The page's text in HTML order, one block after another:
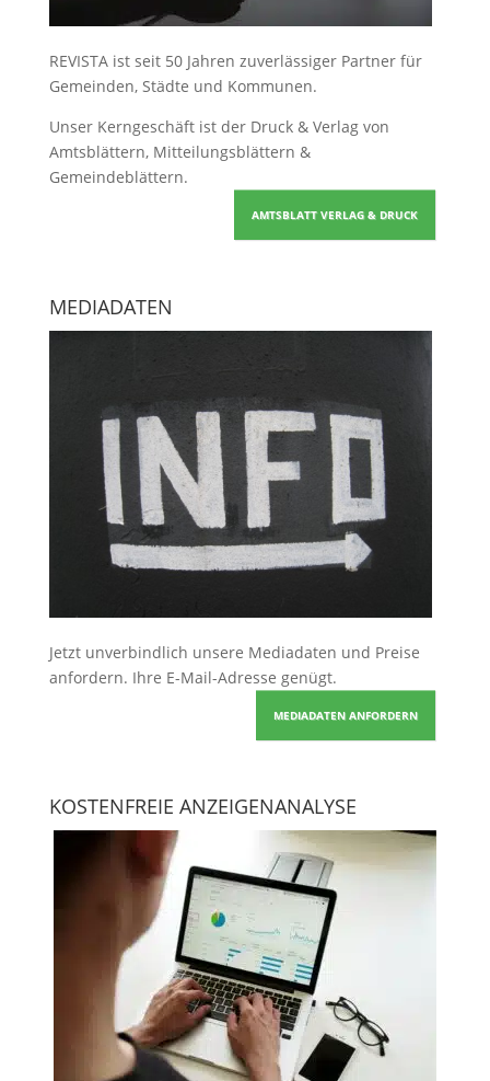
REVISTA ist seit 50 Jahren zuverlässiger Partner für
Gemeinden, Städte und Kommunen.
Unser Kerngeschäft ist der Druck & Verlag von
Amtsblättern, Mitteilungsblättern &
Gemeindeblättern.
AMTSBLATT VERLAG & DRUCK
MEDIADATEN
Jetzt unverbindlich unsere Mediadaten und Preise
anfordern. Ihre E-Mail-Adresse genügt.
MEDIADATEN ANFORDERN
KOSTENFREIE ANZEIGENANALYSE